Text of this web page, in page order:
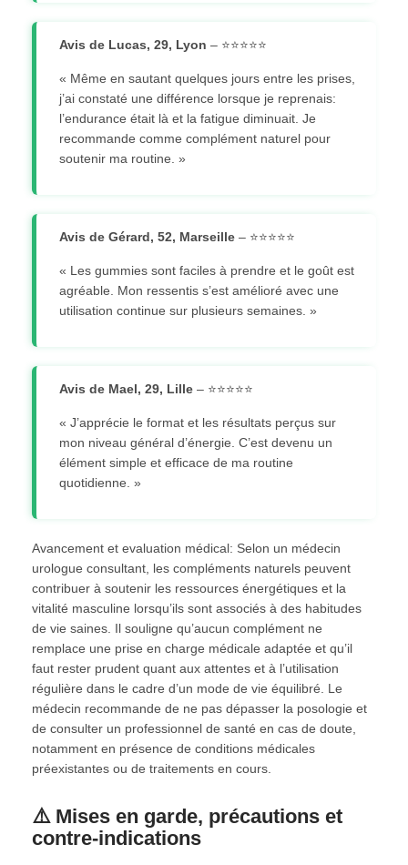
Avis de Lucas, 29, Lyon – ⭐⭐⭐⭐⭐
« Même en sautant quelques jours entre les prises,
j’ai constaté une différence lorsque je reprenais:
l’endurance était là et la fatigue diminuait. Je
recommande comme complément naturel pour
soutenir ma routine. »
Avis de Gérard, 52, Marseille– ⭐⭐⭐⭐⭐
« Les gummies sont faciles à prendre et le goût est
agréable. Mon ressentis s’est amélioré avec une
utilisation continue sur plusieurs semaines. »
Avis de Mael, 29, Lille– ⭐⭐⭐⭐⭐
« J’apprécie le format et les résultats perçus sur
mon niveau général d’énergie. C’est devenu un
élément simple et efficace de ma routine
quotidienne. »
Avancement et evaluation médical: Selon un médecin
urologue consultant, les compléments naturels peuvent
contribuer à soutenir les ressources énergétiques et la
vitalité masculine lorsqu’ils sont associés à des habitudes
de vie saines. Il souligne qu’aucun complément ne
remplace une prise en charge médicale adaptée et qu’il
faut rester prudent quant aux attentes et à l’utilisation
régulière dans le cadre d’un mode de vie équilibré. Le
médecin recommande de ne pas dépasser la posologie et
de consulter un professionnel de santé en cas de doute,
notamment en présence de conditions médicales
préexistantes ou de traitements en cours.
⚠️ Mises en garde, précautions et
contre-indications